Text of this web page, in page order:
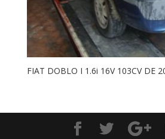
FIAT DOBLO I 1.6i 16V 103CV DE